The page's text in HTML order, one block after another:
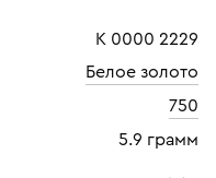
К 0000 2229
Белое золото
750
5.9 грамм